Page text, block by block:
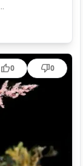
thumb_up0 thumb_down0